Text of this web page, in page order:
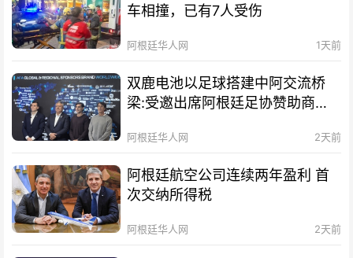
车相撞，已有7人受伤
阿根廷华人网 1天前
双鹿电池以足球搭建中阿交流桥
梁:受邀出席阿根廷足协赞助商招
阿根廷华人网 2天前
阿根廷航空公司连续两年盈利 首
次交纳所得税
阿根廷华人网 2天前